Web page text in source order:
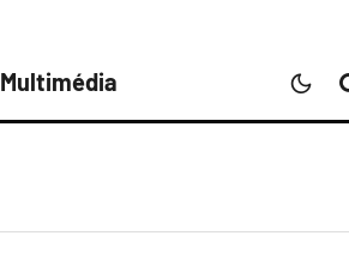
Multimédia